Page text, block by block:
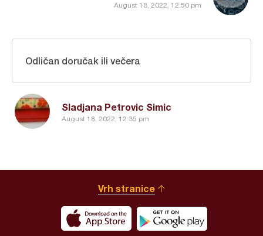
August 18, 2022, 12:50 pm
Sladjana Petrovic Simic
August 18, 2022, 12:35 pm
Odličan doručak ili večera
Vrh stranice